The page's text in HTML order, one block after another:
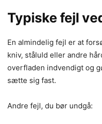
Typiske fejl
En almindelig fejl er at
kniv, ståluld eller andre
overfladen indvendigt og
sætte sig fast.
Andre fejl, du bør undgå: